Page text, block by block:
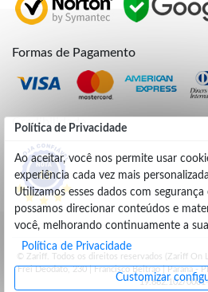
Política de Privacidade
Ao aceitar, você nos permite usar
experiência cada vez mais
Utilizamos esses dados com
possamos direcionar conteúdos e
você, melhorando continuamente a
Política de Privacidade
Customizar
Formas de Pagamento
Credibilidade
4.9
© Zariff. Todos os direitos reservados (Zariff On
Frei Deodato, 230 | Francisco Beltrão | Parana -
19.662.102/